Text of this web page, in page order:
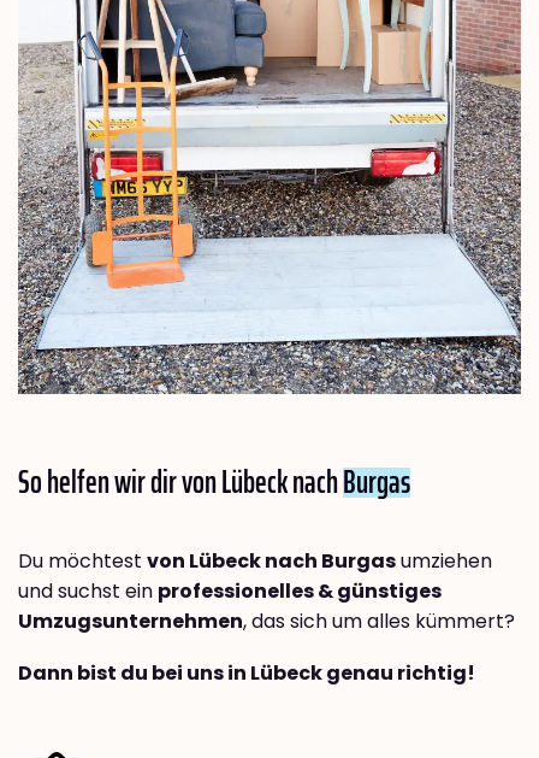
So helfen wir dir von Lübeck nachBurgas
Du möchtest von Lübeck nach Burgasumziehen
und suchst ein professionelles & günstiges
Umzugsunternehmen, das sich um alles kümmert?
Dann bist du bei uns in Lübeck genau richtig!